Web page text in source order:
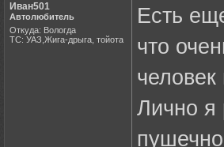
Иван501
Автолюбитель
Откуда: Вологда
ТС: УАЗ,Жига-дрыга, тойота
Есть
что
Лично я